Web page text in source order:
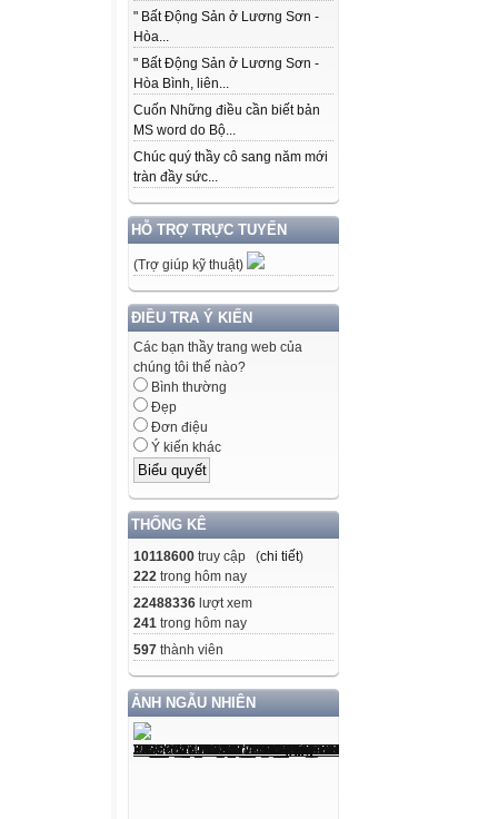
" Bất Động Sản ở Lương Sơn -
Hòa...
" Bất Động Sản ở Lương Sơn -
Hòa Bình, liên...
Cuốn Những điều cần biết bản
MS word do Bộ...
Chúc quý thầy cô sang năm mới
tràn đầy sức...
HỖ TRỢ TRỰC TUYẾN
(Trợ giúp kỹ thuật)
ĐIỀU TRA Ý KIẾN
Các bạn thầy trang web của
chúng tôi thế nào?
Bình thường
Đẹp
Đơn điệu
Ý kiến khác
THỐNG KÊ
10118600 truy cập (chi tiết)
222 trong hôm nay
22488336 lượt xem
241 trong hôm nay
597 thành viên
ẢNH NGẪU NHIÊN